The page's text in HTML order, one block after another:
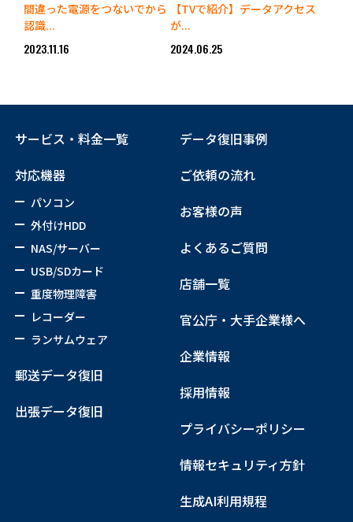
間違った電源をつないでから
認識...
2023.11.16
【TVで紹介】データアクセス
が...
2024.06.25
サービス・料金一覧
対応機器
パソコン
外付けHDD
NAS/サーバー
USB/SDカード
重度物理障害
レコーダー
ランサムウェア
郵送データ復旧
出張データ復旧
データ復旧事例
ご依頼の流れ
お客様の声
よくあるご質問
店舗一覧
官公庁・大手企業様へ
企業情報
採用情報
プライバシーポリシー
情報セキュリティ方針
生成AI利用規程